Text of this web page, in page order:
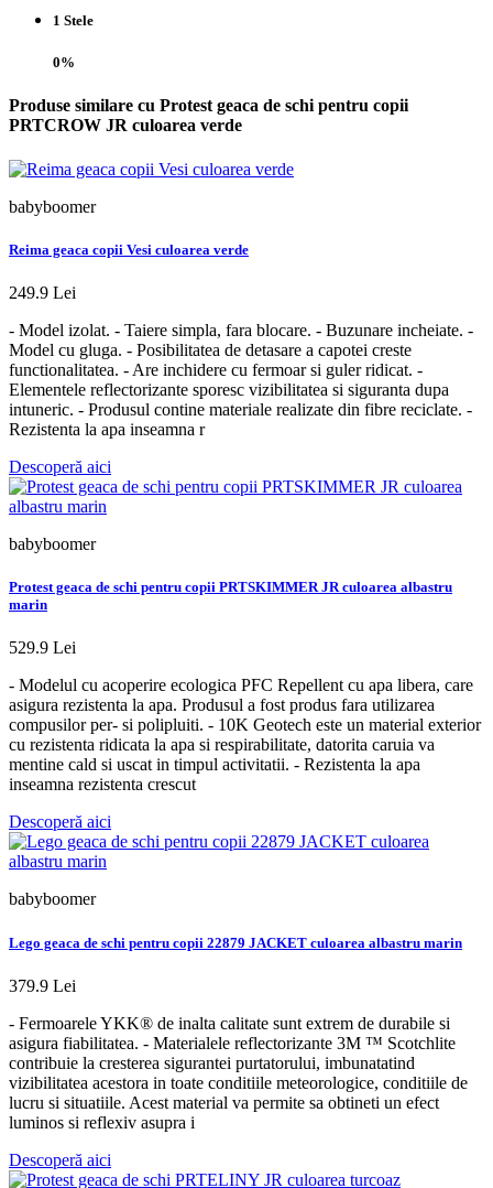
1 Stele
0%
Produse similare cu Protest geaca de schi pentru copii
PRTCROW JR culoarea verde
babyboomer
Reima geaca copii Vesi culoarea verde
249.9 Lei
- Model izolat. - Taiere simpla, fara blocare. - Buzunare incheiate. -
Model cu gluga. - Posibilitatea de detasare a capotei creste
functionalitatea. - Are inchidere cu fermoar si guler ridicat. -
Elementele reflectorizante sporesc vizibilitatea si siguranta dupa
intuneric. - Produsul contine materiale realizate din fibre reciclate. -
Rezistenta la apa inseamna r
Descoperă aici
babyboomer
Protest geaca de schi pentru copii PRTSKIMMER JR culoarea albastru
marin
529.9 Lei
- Modelul cu acoperire ecologica PFC Repellent cu apa libera, care
asigura rezistenta la apa. Produsul a fost produs fara utilizarea
compusilor per- si polipluiti. - 10K Geotech este un material exterior
cu rezistenta ridicata la apa si respirabilitate, datorita caruia va
mentine cald si uscat in timpul activitatii. - Rezistenta la apa
inseamna rezistenta crescut
Descoperă aici
babyboomer
Lego geaca de schi pentru copii 22879 JACKET culoarea albastru marin
379.9 Lei
- Fermoarele YKK® de inalta calitate sunt extrem de durabile si
asigura fiabilitatea. - Materialele reflectorizante 3M ™ Scotchlite
contribuie la cresterea sigurantei purtatorului, imbunatatind
vizibilitatea acestora in toate conditiile meteorologice, conditiile de
lucru si situatiile. Acest material va permite sa obtineti un efect
luminos si reflexiv asupra i
Descoperă aici